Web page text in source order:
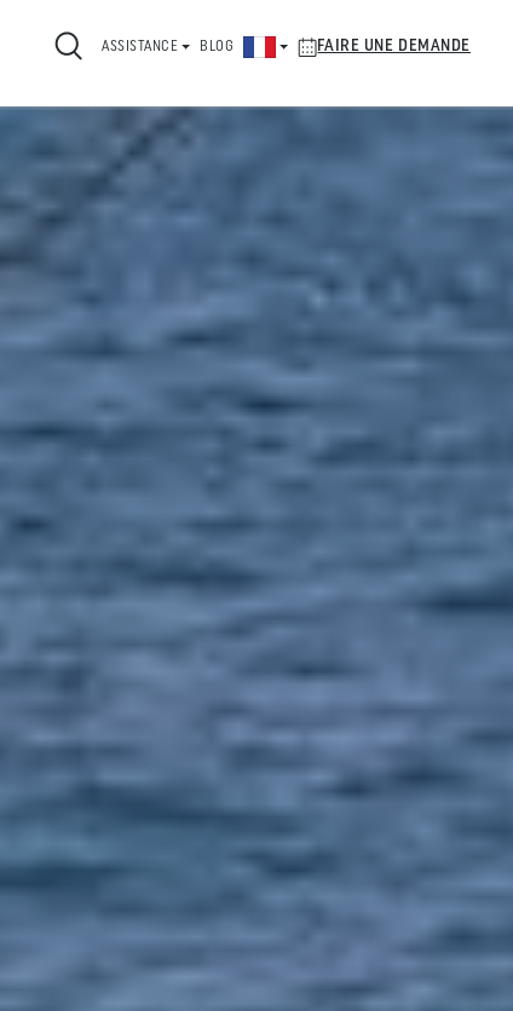
ASSISTANCE BLOG FAIRE UNE DEMANDE